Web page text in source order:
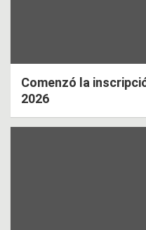
Comenzó la
2026